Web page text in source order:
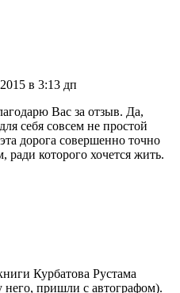
в 3:13 дп
Вас за отзыв. Да,
себя совсем не простой
дорога совершенно точно
ради которого хочется жить.
Курбатова Рустама
него, пришли с автографом).